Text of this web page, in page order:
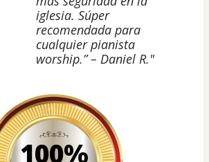
iglesia. Súper
recomendada para
cualquier pianista
worship.” – Daniel R."
100%